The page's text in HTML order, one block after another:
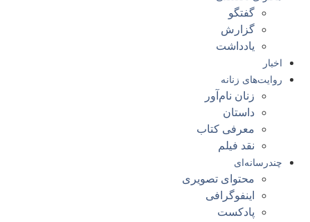
گفتگو
گزارش
یادداشت
اخبار
روایت‌های زنانه
زنان نام‌آور
داستان
معرفی کتاب
نقد فیلم
چندرسانه‌ای
محتوای تصویری
اینفوگرافی
پادکست